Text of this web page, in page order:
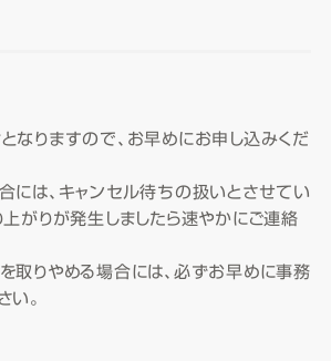
なりますので、お早めにお申し込みくだ
には、キャンセル待ちの扱いとさせてい
上がりが発生しましたら速やかにご連絡
取りやめる場合には、必ずお早めに事務
い。